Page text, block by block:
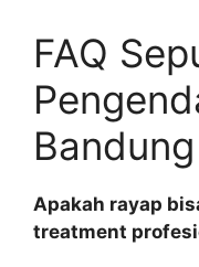
FAQ
Bandung
Apakah rayap
treatment